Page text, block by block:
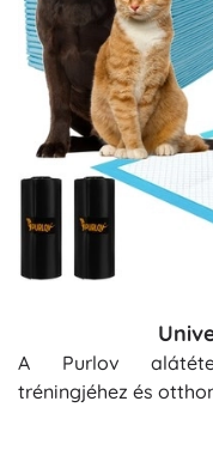
A Purlov
tréningjéhez és